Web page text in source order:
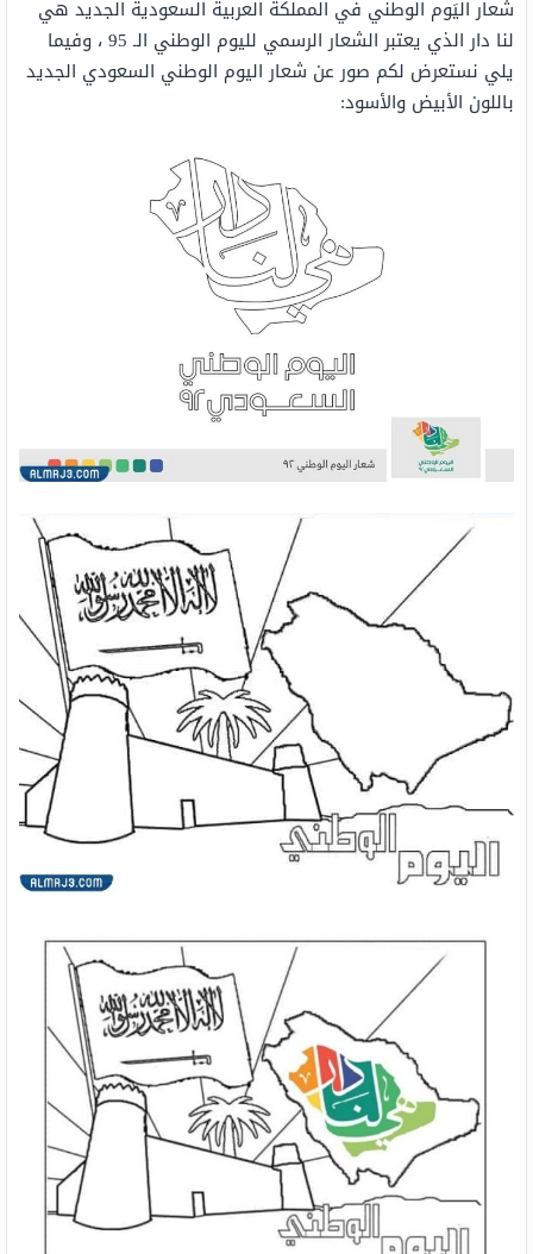
شعار اليَوم الوطني في المملكة العربية السعودية الجديد هي
لنا دار الذي يعتبر الشعار الرسمي لليوم الوطني الـ 95 ، وفيما
يلي نستعرض لكم صور عن شعار اليوم الوطني السعودي الجديد
باللون الأبيض والأسود: